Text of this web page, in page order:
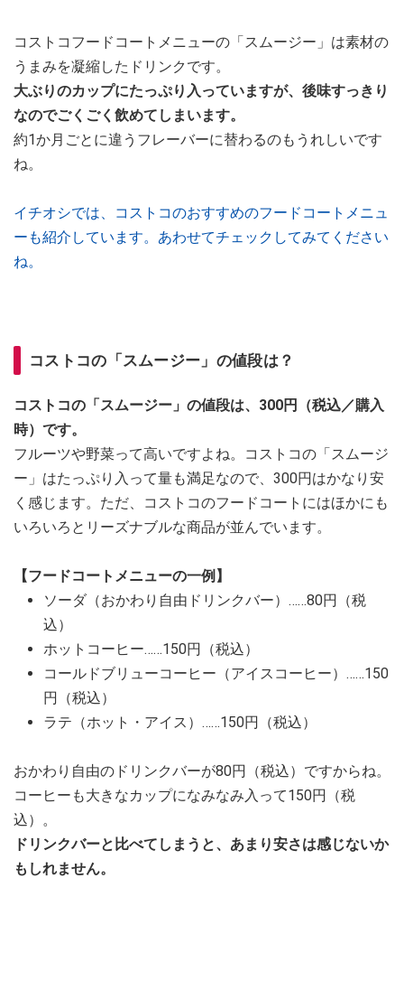
コストコフードコートメニューの「スムージー」は素材の
うまみを凝縮したドリンクです。
大ぶりのカップにたっぷり入っていますが、後味すっきり
なのでごくごく飲めてしまいます。
約1か月ごとに違うフレーバーに替わるのもうれしいです
ね。
イチオシでは、コストコのおすすめのフードコートメニュ
ーも紹介しています。あわせてチェックしてみてください
ね。
コストコの「スムージー」の値段は？
コストコの「スムージー」の値段は、300円（税込／購入
時）です。
フルーツや野菜って高いですよね。コストコの「スムージ
ー」はたっぷり入って量も満足なので、300円はかなり安
く感じます。ただ、コストコのフードコートにはほかにも
いろいろとリーズナブルな商品が並んでいます。
【フードコートメニューの一例】
ソーダ（おかわり自由ドリンクバー）……80円（税
込）
ホットコーヒー……150円（税込）
コールドブリューコーヒー（アイスコーヒー）……150
円（税込）
ラテ（ホット・アイス）……150円（税込）
おかわり自由のドリンクバーが80円（税込）ですからね。
コーヒーも大きなカップになみなみ入って150円（税
込）。
ドリンクバーと比べてしまうと、あまり安さは感じないか
もしれません。